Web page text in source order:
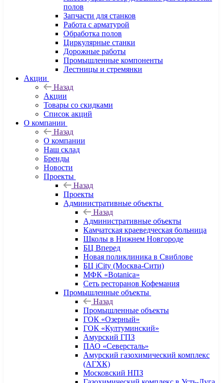
полов
Запчасти для станков
Работа с арматурой
Обработка полов
Циркулярные станки
Дорожные работы
Промышленные компоненты
Лестницы и стремянки
Акции
Назад
Акции
Товары со скидками
Список акций
О компании
Назад
О компании
Наш склад
Бренды
Новости
Проекты
Назад
Проекты
Административные объекты
Назад
Административные объекты
Камчатская краеведческая больница
Школы в Нижнем Новгороде
БЦ Вперед
Новая поликлиника в Свиблове
БЦ iCity (Москва-Сити)
МФК «Botanica»
Сеть ресторанов Кофемания
Промышленные объекты
Назад
Промышленные объекты
ГОК «Озерный»
ГОК «Култуминский»
Амурский ГПЗ
ПАО «Северсталь»
Амурский газохимический комплекс
(АГХК)
Московский НПЗ